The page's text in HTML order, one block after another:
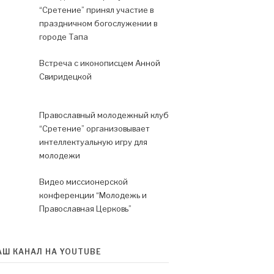
“Сретение” принял участие в
праздничном богослужении в
городе Тапа
Встреча с иконописцем Анной
Свиридецкой
Православный молодежный клуб
“Сретение” организовывает
интеллектуальную игру для
молодежи
Видео миссионерской
конференции “Молодежь и
Православная Церковь”
КАНАЛ НА YOUTUBE